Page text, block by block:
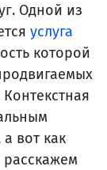
Одной из
услуга
которой
вот как
расскажем